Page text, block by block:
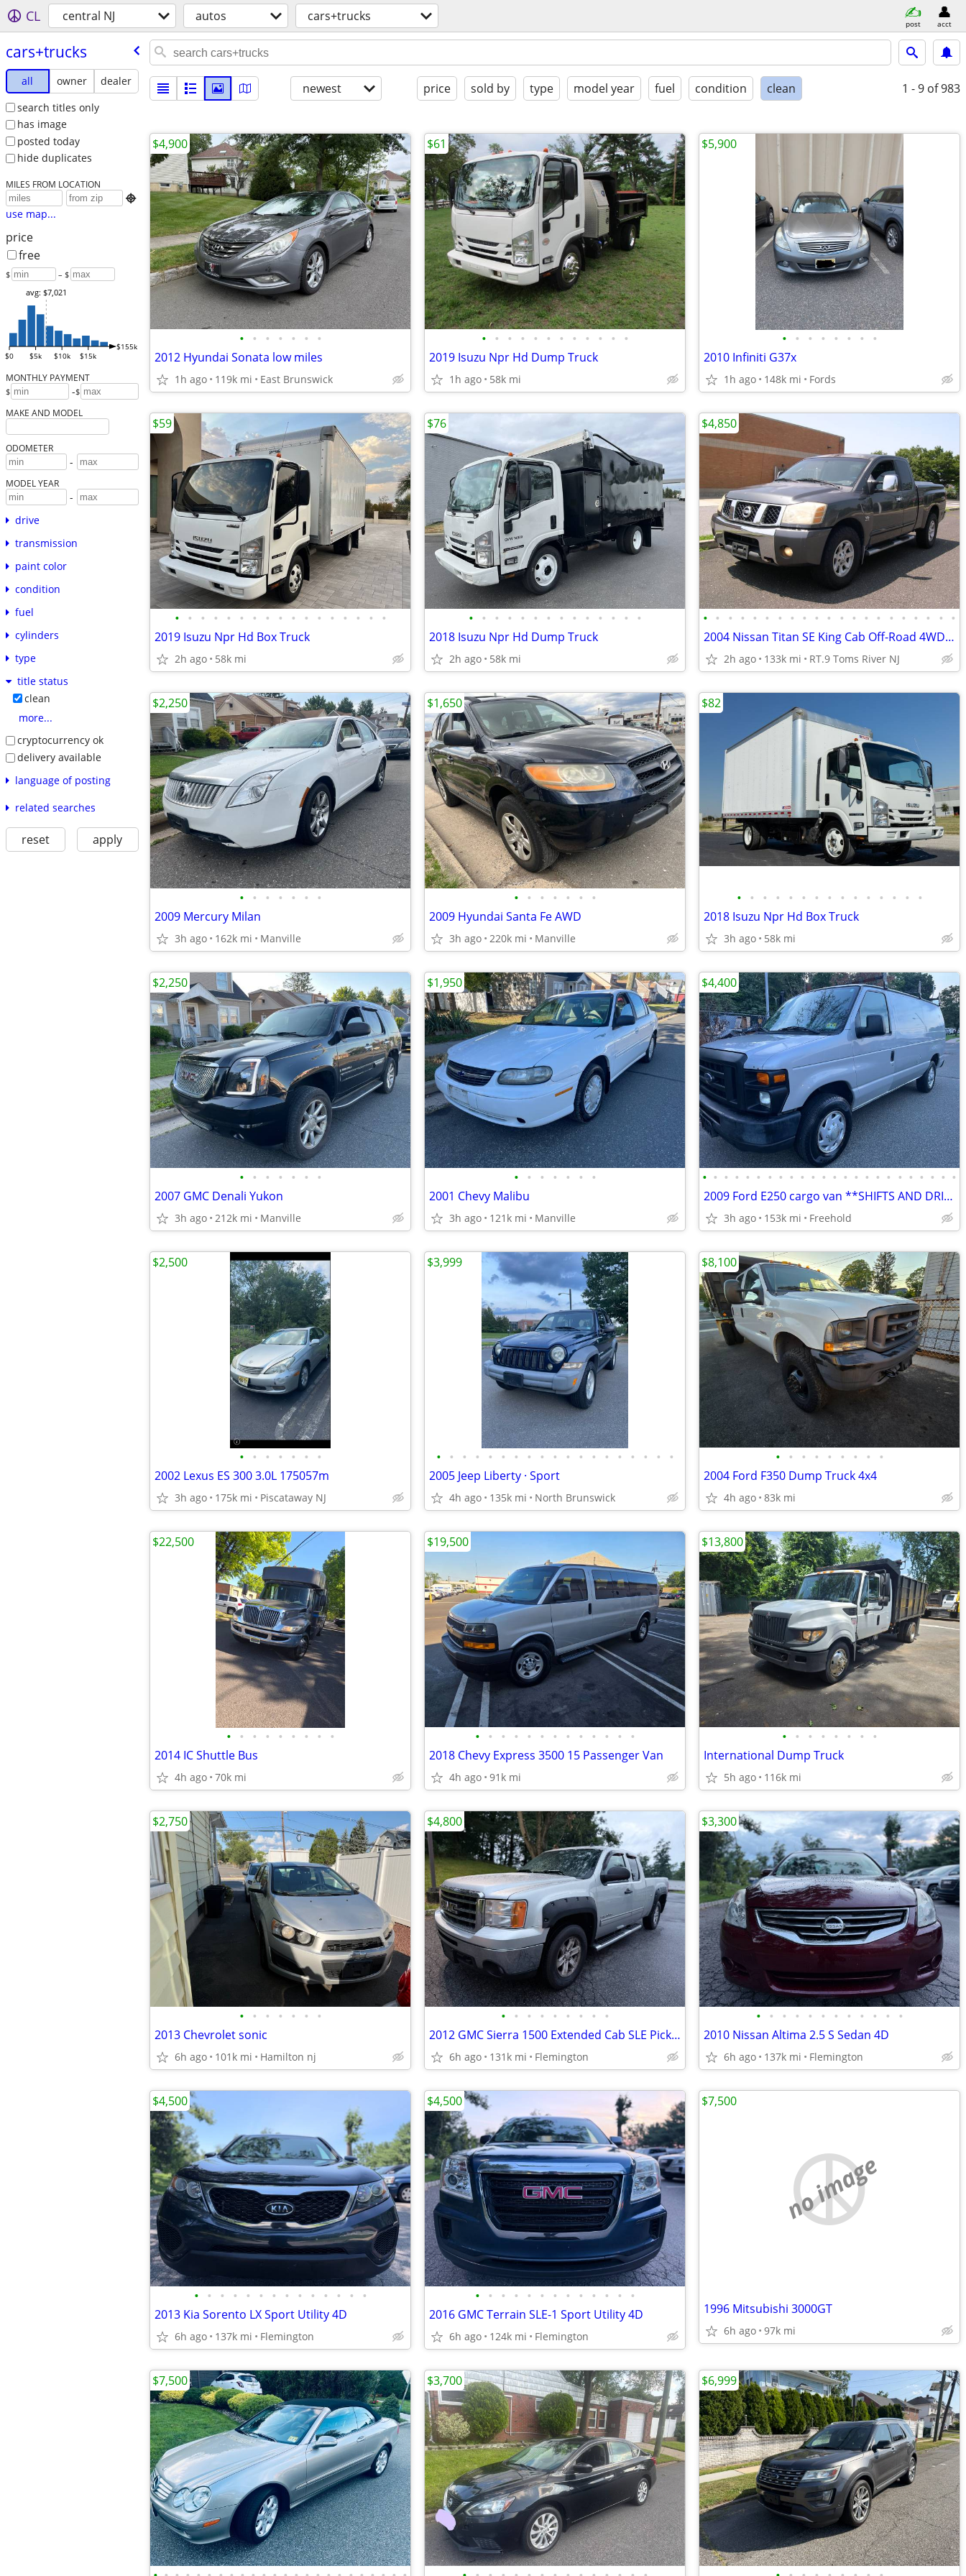
CL central NJ autos cars+trucks post acct
cars+trucks
all owner
dealer
search titles only
has image
posted today
hide duplicates
MILES FROM LOCATION

use map...
price
free
$ – $
$0 $5k $10k $15k
$155k
avg: $7,021
MONTHLY PAYMENT
$ -$
MAKE AND MODEL
ODOMETER
-
MODEL YEAR
-
drive
transmission
paint color
condition
fuel
cylinders
type
title status
clean
more...
cryptocurrency ok
delivery available
language of posting
related searches
reset apply
newest price sold by type model year fuel condition clean 1 - 9 of 983
• • • • • • •
2012 Hyundai Sonata low miles
1h ago 119k mi East Brunswick
$4,900
• • • • • • • • • • • •
2019 Isuzu Npr Hd Dump Truck
1h ago 58k mi
$61
• • • • • • • •
2010 Infiniti G37x
1h ago 148k mi Fords
$5,900
• • • • • • • • • • • • • • • • •
2019 Isuzu Npr Hd Box Truck
2h ago 58k mi
$59
• • • • • • • • • • • • • •
2018 Isuzu Npr Hd Dump Truck
2h ago 58k mi
$76
• • • • • • • • • • • • • • • • • • • • •
2004 Nissan Titan SE King Cab Off-Road 4WD Pick-Up
2h ago 133k mi RT.9 Toms River NJ
$4,850
• • • • • • •
2009 Mercury Milan
3h ago 162k mi Manville
$2,250
• • • • • • •
2009 Hyundai Santa Fe AWD
3h ago 220k mi Manville
$1,650
• • • • • • • • • • • • • • •
2018 Isuzu Npr Hd Box Truck
3h ago 58k mi
$82
• • • • • • •
2007 GMC Denali Yukon
3h ago 212k mi Manville
$2,250
• • • • • • •
2001 Chevy Malibu
3h ago 121k mi Manville
$1,950
• • • • • • • • • • • • • • • • • • • • • • • •
2009 Ford E250 cargo van **SHIFTS AND DRIVES GREAT**must see and drive
3h ago 153k mi Freehold
$4,400
• • • • • • •
2002 Lexus ES 300 3.0L 175057m
3h ago 175k mi Piscataway NJ
$2,500
• • • • • • • • • • • • • • • • • • •
2005 Jeep Liberty · Sport
4h ago 135k mi North Brunswick
$3,999
• • • • • • • • •
2004 Ford F350 Dump Truck 4x4
4h ago 83k mi
$8,100
• • • • • • • • •
2014 IC Shuttle Bus
4h ago 70k mi
$22,500
• • • • • • • • • • • • •
2018 Chevy Express 3500 15 Passenger Van
4h ago 91k mi
$19,500
• • • • • • • •
International Dump Truck
5h ago 116k mi
$13,800
• • • • • • •
2013 Chevrolet sonic
6h ago 101k mi Hamilton nj
$2,750
• • • • • • • • •
2012 GMC Sierra 1500 Extended Cab SLE Pickup 4D 6 1/2 ft
6h ago 131k mi Flemington
$4,800
• • • • • • • • • • • •
2010 Nissan Altima 2.5 S Sedan 4D
6h ago 137k mi Flemington
$3,300
• • • • • • • • • • • • • •
2013 Kia Sorento LX Sport Utility 4D
6h ago 137k mi Flemington
$4,500
• • • • • • • • • • • • •
2016 GMC Terrain SLE-1 Sport Utility 4D
6h ago 124k mi Flemington
$4,500
no image
1996 Mitsubishi 3000GT
6h ago 97k mi
$7,500
$7,500 $3,700 $6,999